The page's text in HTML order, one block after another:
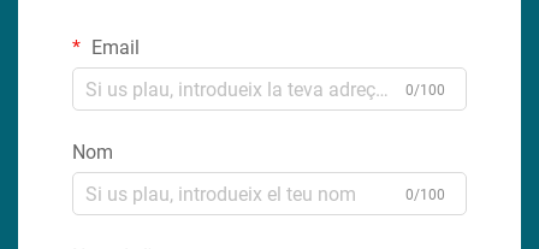
Email
0/100
Nom
0/100